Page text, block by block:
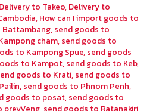
Delivery to Takeo, Delivery to
, How can I import goods to
Battambang, send goods to
cham, send goods to
to Kampong Spue, send goods
to Kampot, send goods to Keb,
goods to Krati, send goods to
, send goods to Phnom Penh,
goods to posat, send goods to